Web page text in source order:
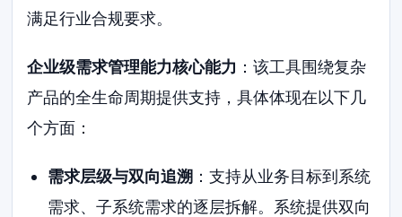
满足行业合规要求。
企业级需求管理能力核心能力 ：该工具围绕复杂
产品的全生命周期提供支持，具体体现在以下几
个方面：
需求层级与双向追溯：支持从业务目标到系统
需求、子系统需求的逐层拆解。系统提供双向